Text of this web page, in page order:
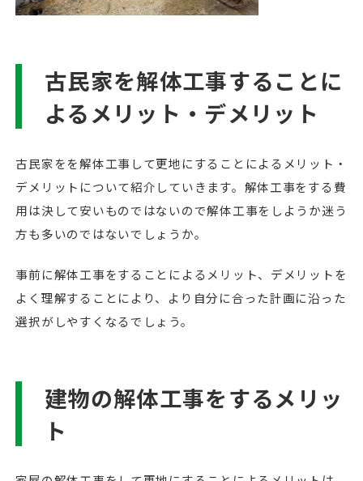
古民家を解体工事することに
よるメリット・デメリット
古民家をを解体工事して更地にすることによるメリット・
デメリットについて紹介していきます。解体工事をする費
用は決して安いものではないので解体工事をしようか迷う
方も多いのではないでしょうか。
事前に解体工事をすることによるメリット、デメリットを
よく理解することにより、より自分に合った計画に沿った
選択がしやすくなるでしょう。
建物の解体工事をするメリッ
ト